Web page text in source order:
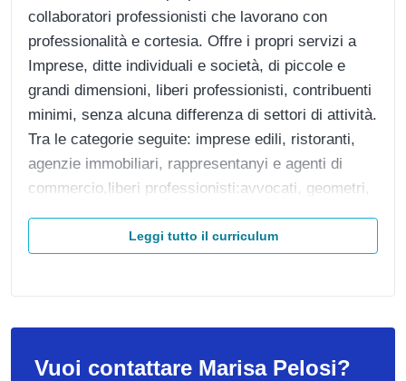
collaboratori professionisti che lavorano con
professionalità e cortesia. Offre i propri servizi a
Imprese, ditte individuali e società, di piccole e
grandi dimensioni, liberi professionisti, contribuenti
minimi, senza alcuna differenza di settori di attività.
Tra le categorie seguite: imprese edili, ristoranti,
agenzie immobiliari, rappresentanyi e agenti di
commercio,liberi professionisti:avvocati, geometri,
lavoro, attività di vendita all'ingrosso, operazioni di
Leggi tutto il curriculum
Vuoi contattare Marisa Pelosi?